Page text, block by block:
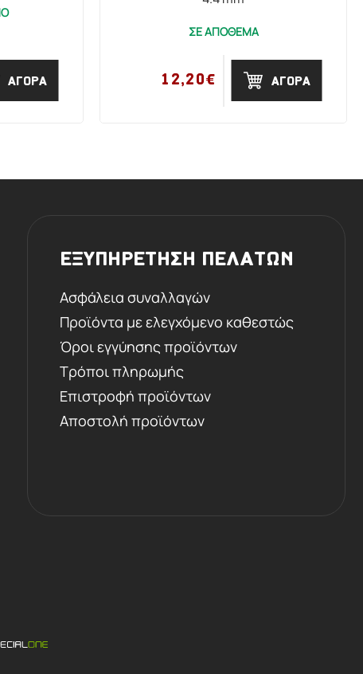
ΑΓΟΡΑ
ΣΕ ΑΠΟΘΕΜΑ
12,20€ ΑΓΟΡΑ
ΕΞΥΠΗΡΕΤΗΣΗ ΠΕΛΑΤΩΝ
Ασφάλεια συναλλαγών
Προϊόντα με ελεγχόμενο καθεστώς
Όροι εγγύησης προϊόντων
Τρόποι πληρωμής
Επιστροφή προϊόντων
Αποστολή προϊόντων